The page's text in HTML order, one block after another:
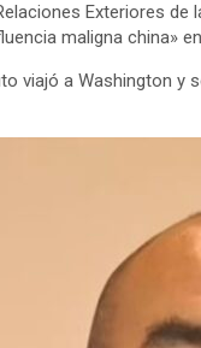
Exteriores
maligna china»
viajó a Washington